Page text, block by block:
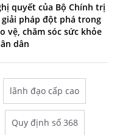
quyết của Bộ Chính trị
giải pháp đột phá trong
vệ, chăm sóc sức khỏe
dân
lãnh đạo cấp cao
Quy định số 368